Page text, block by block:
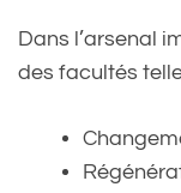
Dans l’arsenal
des facultés